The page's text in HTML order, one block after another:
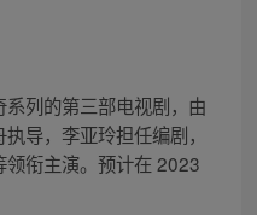
系列的第三部电视剧，由
导，李亚玲担任编剧，
衔主演。预计在 2023